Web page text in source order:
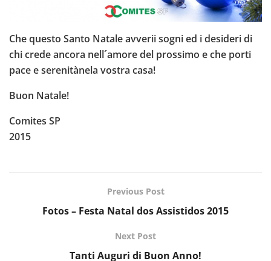
Che questo Santo Natale avverii sogni ed i desideri di
chi crede ancora nell´amore del prossimo e che porti
pace e serenitànela vostra casa!
Buon Natale!
Comites SP
2015
Previous Post
Fotos – Festa Natal dos Assistidos 2015
Next Post
Tanti Auguri di Buon Anno!